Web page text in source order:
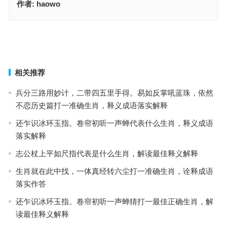
作者: haowo
相关推荐
兵分三路用妙计，二带四五里手得。易如反掌吼蓝珠，依然
不恋历史篇打一准确生肖，释义成语落实解释
还乍识冰环玉指。卷帘初听一声蝉代表什么生肖，释义成语
落实解释
志公杖上平如尺指代表是什么生肖，解读最佳释义解释
生肖就在此中找，一体真经转六尘打一准确生肖，诠释成语
落实作答
还乍识冰环玉指。卷帘初听一声蝉猜打一最佳正确生肖，解
读最佳释义解释